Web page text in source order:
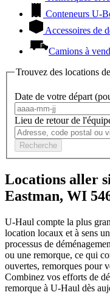
Conteneurs U-
Accessoires de
Camions à
Trouvez des locations
Date de votre départ
Lieu de retour de
Recherche
Locations aller
Eastman, WI
U-Haul compte la plus
location locaux et à sens
processus de
ou une remorque, ce qui
ouvertes, remorques pour
Combinez vos efforts de
remorque à U-Haul dès